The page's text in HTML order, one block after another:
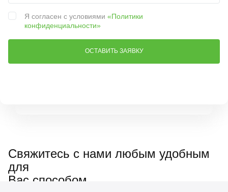
Свяжитесь с нами любым удобным
для
Вас способом
Я согласен с условиями «Политики
конфиденциальности»